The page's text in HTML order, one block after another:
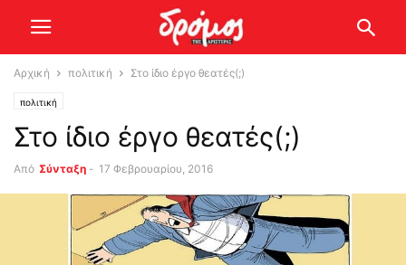
Αρχική πολιτική Στο ίδιο έργο θεατές(;)
πολιτική
Στο ίδιο έργο θεατές(;)
Από Σύνταξη - 17 Φεβρουαρίου, 2016